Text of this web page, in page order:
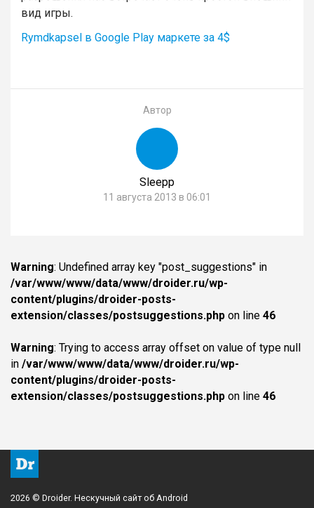
вид игры.
Rymdkapsel в Google Play маркете за 4$
Автор
Sleepp
11 августа 2013 в 06:01
Warning: Undefined array key "post_suggestions" in
/var/www/www/data/www/droider.ru/wp-
content/plugins/droider-posts-
extension/classes/postsuggestions.php on line 46
Warning: Trying to access array offset on value of type null
in /var/www/www/data/www/droider.ru/wp-
content/plugins/droider-posts-
extension/classes/postsuggestions.php on line 46
2026 © Droider. Нескучный сайт об Android